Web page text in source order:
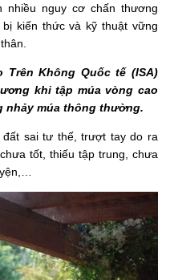
nhiều nguy cơ chấn thương
kiến thức và kỹ thuật vững
Không Quốc tế (ISA)
khi tập múa vòng cao
nhảy múa thông thường.
đất sai tư thế, trượt tay do ra
tốt, thiếu tập trung, chưa